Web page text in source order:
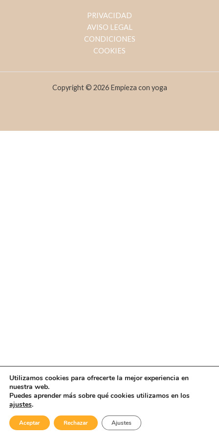
PRIVACIDAD
AVISO LEGAL
CONDICIONES
COOKIES
Copyright © 2026 Empieza con yoga
Utilizamos cookies para ofrecerte la mejor experiencia en
nuestra web.
Puedes aprender más sobre qué cookies utilizamos en los
ajustes.
Aceptar Rechazar Ajustes